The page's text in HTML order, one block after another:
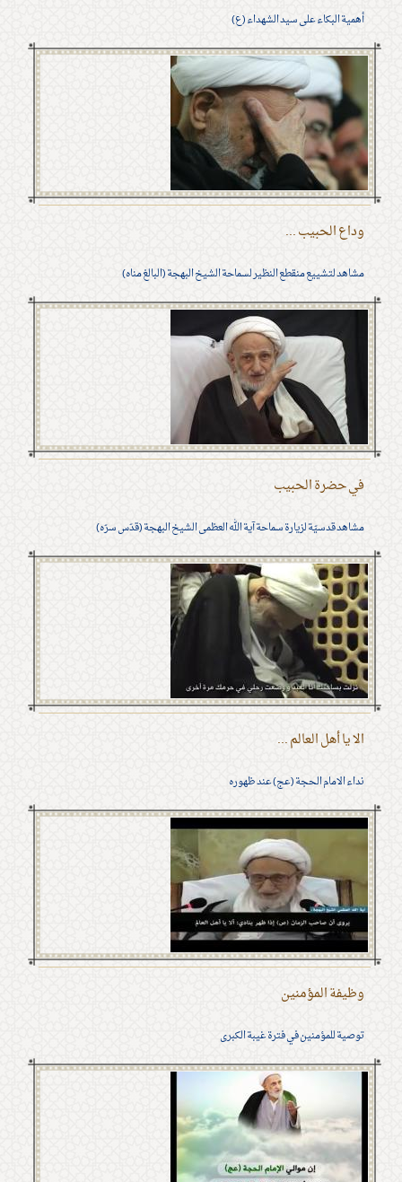
أهمية البكاء على سيد الشهداء (ع)
وداع الحبيب ...
مشاهد لتشييع منقطع النظير لسماحة الشيخ البهجة (البالغ مناه)
في حضرة الحبيب
مشاهد قدسيّة لزيارة سماحة آية الله العظمى الشيخ البهجة (قدّس سرّه)
الا يا أهل العالم ...
نداء الامام الحجة (عج) عند ظهوره
وظيفة المؤمنين
توصية للمؤمنين في فترة غيبة الكبرى